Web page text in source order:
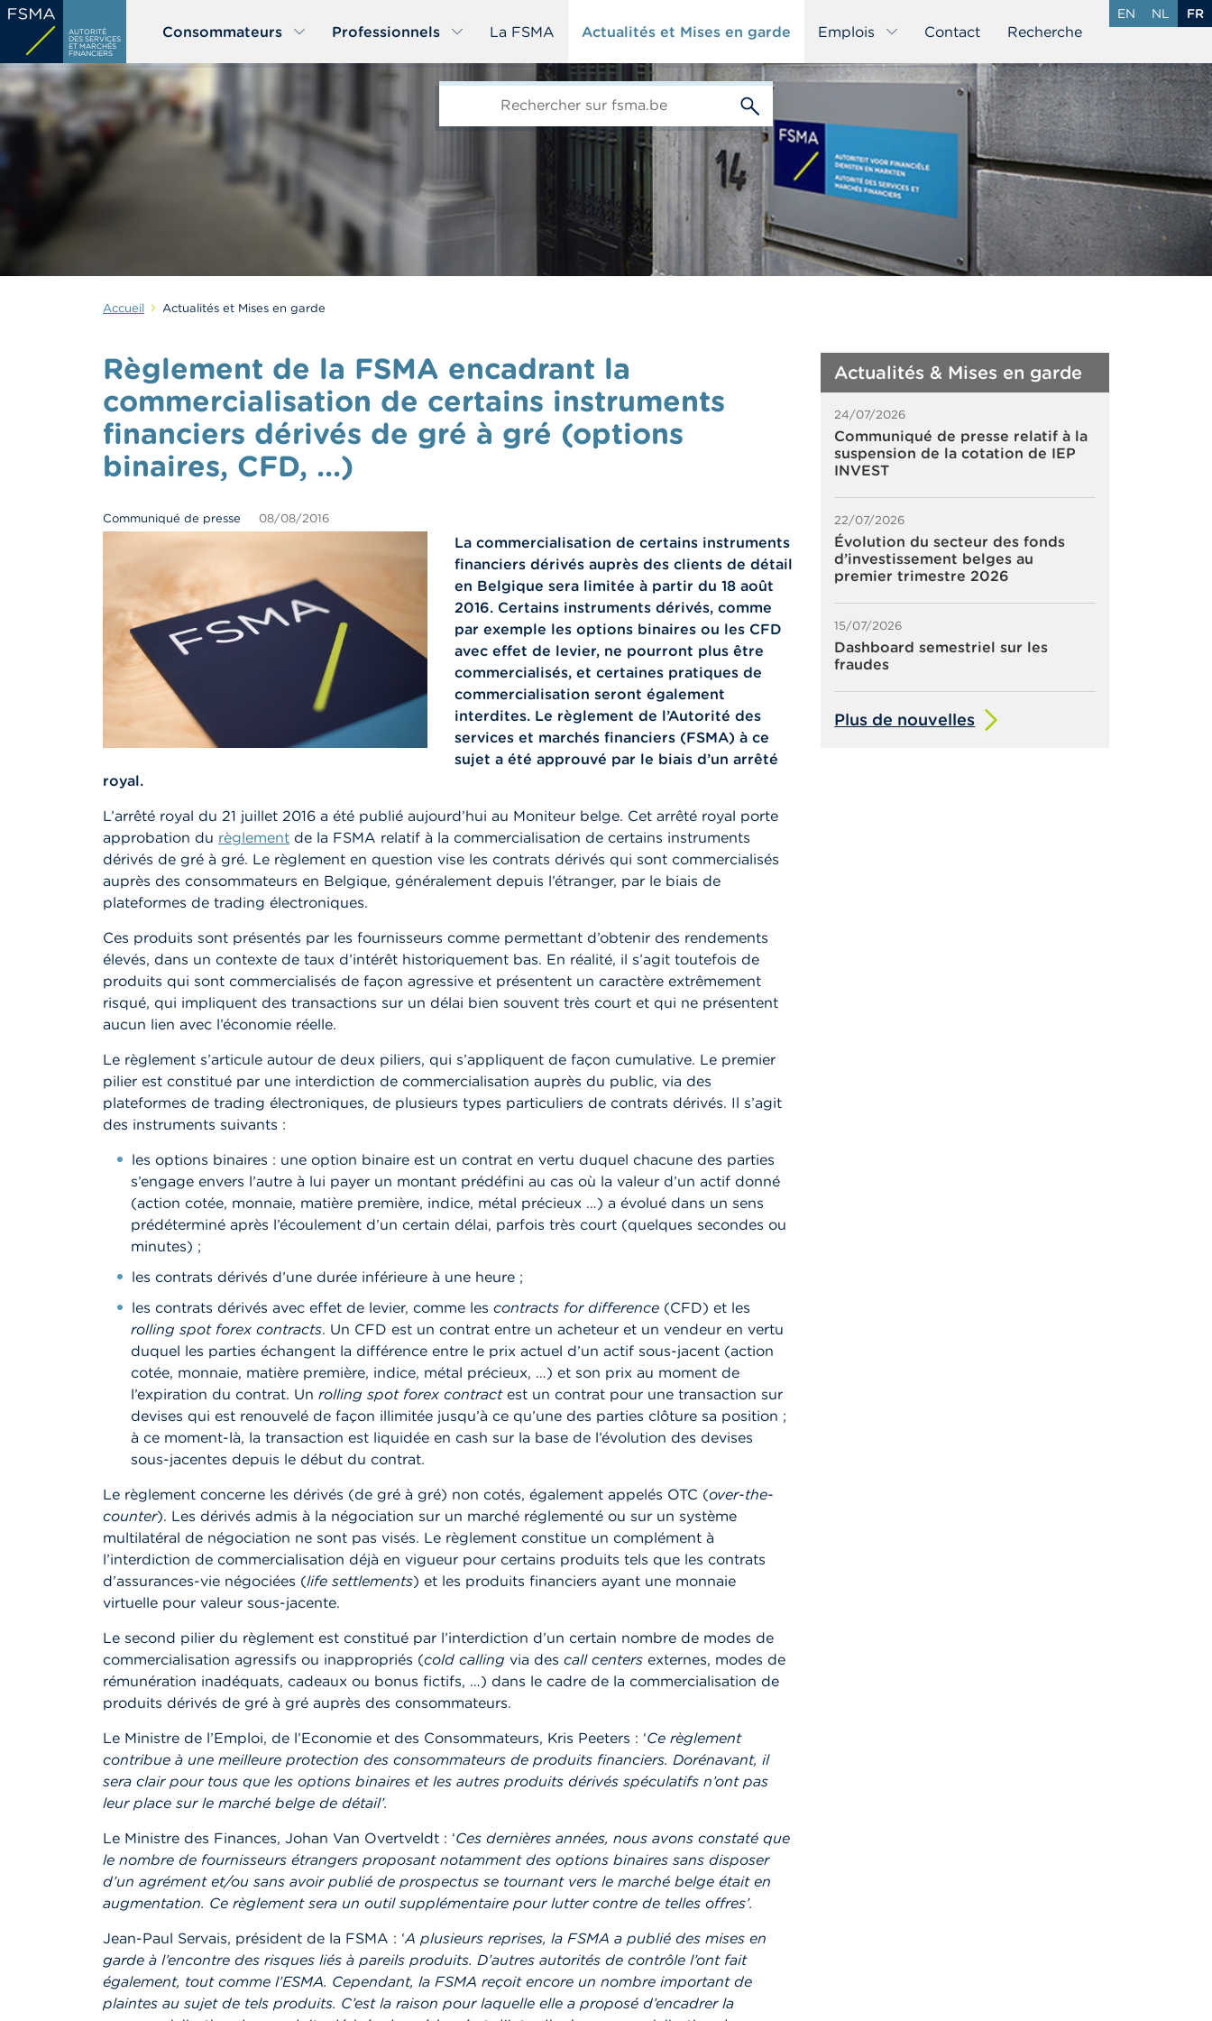
Aller
contenu
principal
AUTORITÉ
DES SERVICES
ET MARCHÉS
FINANCIERS
Consommateurs Professionnels La FSMA Actualités et Mises en garde Emplois Contact Recherche
EN NL FR
Accueil Actualités et Mises en garde
Règlement de la FSMA encadrant la
commercialisation de certains instruments
financiers dérivés de gré à gré (options
binaires, CFD, ...)
Communiqué de presse 08/08/2016
La commercialisation de certains instruments
financiers dérivés auprès des clients de détail
en Belgique sera limitée à partir du 18 août
2016. Certains instruments dérivés, comme
par exemple les options binaires ou les CFD
avec effet de levier, ne pourront plus être
commercialisés, et certaines pratiques de
commercialisation seront également
interdites. Le règlement de l’Autorité des
services et marchés financiers (FSMA) à ce
sujet a été approuvé par le biais d’un arrêté
royal.
L’arrêté royal du 21 juillet 2016 a été publié aujourd’hui au Moniteur belge. Cet arrêté royal porte
approbation du règlement de la FSMA relatif à la commercialisation de certains instruments
dérivés de gré à gré. Le règlement en question vise les contrats dérivés qui sont commercialisés
auprès des consommateurs en Belgique, généralement depuis l’étranger, par le biais de
plateformes de trading électroniques.
Ces produits sont présentés par les fournisseurs comme permettant d’obtenir des rendements
élevés, dans un contexte de taux d’intérêt historiquement bas. En réalité, il s’agit toutefois de
produits qui sont commercialisés de façon agressive et présentent un caractère extrêmement
risqué, qui impliquent des transactions sur un délai bien souvent très court et qui ne présentent
aucun lien avec l’économie réelle.
Le règlement s’articule autour de deux piliers, qui s’appliquent de façon cumulative. Le premier
pilier est constitué par une interdiction de commercialisation auprès du public, via des
plateformes de trading électroniques, de plusieurs types particuliers de contrats dérivés. Il s’agit
des instruments suivants :
les options binaires : une option binaire est un contrat en vertu duquel chacune des parties
s’engage envers l’autre à lui payer un montant prédéfini au cas où la valeur d’un actif donné
(action cotée, monnaie, matière première, indice, métal précieux …) a évolué dans un sens
prédéterminé après l’écoulement d’un certain délai, parfois très court (quelques secondes ou
minutes) ;
les contrats dérivés d’une durée inférieure à une heure ;
les contrats dérivés avec effet de levier, comme les contracts for difference (CFD) et les
rolling spot forex contracts. Un CFD est un contrat entre un acheteur et un vendeur en vertu
duquel les parties échangent la différence entre le prix actuel d’un actif sous-jacent (action
cotée, monnaie, matière première, indice, métal précieux, …) et son prix au moment de
l’expiration du contrat. Un rolling spot forex contractest un contrat pour une transaction sur
devises qui est renouvelé de façon illimitée jusqu’à ce qu’une des parties clôture sa position ;
à ce moment-là, la transaction est liquidée en cash sur la base de l’évolution des devises
sous-jacentes depuis le début du contrat.
Le règlement concerne les dérivés (de gré à gré) non cotés, également appelés OTC (over-the-
counter). Les dérivés admis à la négociation sur un marché réglementé ou sur un système
multilatéral de négociation ne sont pas visés. Le règlement constitue un complément à
l’interdiction de commercialisation déjà en vigueur pour certains produits tels que les contrats
d’assurances-vie négociées (life settlements) et les produits financiers ayant une monnaie
virtuelle pour valeur sous-jacente.
Le second pilier du règlement est constitué par l’interdiction d’un certain nombre de modes de
commercialisation agressifs ou inappropriés (cold calling via des call centers externes, modes de
rémunération inadéquats, cadeaux ou bonus fictifs, …) dans le cadre de la commercialisation de
produits dérivés de gré à gré auprès des consommateurs.
Le Ministre de l’Emploi, de l’Economie et des Consommateurs, Kris Peeters : ‘Ce règlement
contribue à une meilleure protection des consommateurs de produits financiers. Dorénavant, il
sera clair pour tous que les options binaires et les autres produits dérivés spéculatifs n’ont pas
leur place sur le marché belge de détail’.
Le Ministre des Finances, Johan Van Overtveldt : ‘Ces dernières années, nous avons constaté que
le nombre de fournisseurs étrangers proposant notamment des options binaires sans disposer
d’un agrément et/ou sans avoir publié de prospectus se tournant vers le marché belge était en
augmentation. Ce règlement sera un outil supplémentaire pour lutter contre de telles offres’.
Jean-Paul Servais, président de la FSMA : ‘A plusieurs reprises, la FSMA a publié des mises en
garde à l’encontre des risques liés à pareils produits. D’autres autorités de contrôle l’ont fait
également, tout comme l’ESMA. Cependant, la FSMA reçoit encore un nombre important de
plaintes au sujet de tels produits. C’est la raison pour laquelle elle a proposé d’encadrer la
Actualités & Mises en garde
24/07/2026
Communiqué de presse relatif à la
suspension de la cotation de IEP
INVEST
22/07/2026
Évolution du secteur des fonds
d’investissement belges au
premier trimestre 2026
15/07/2026
Dashboard semestriel sur les
fraudes
Plus de nouvelles